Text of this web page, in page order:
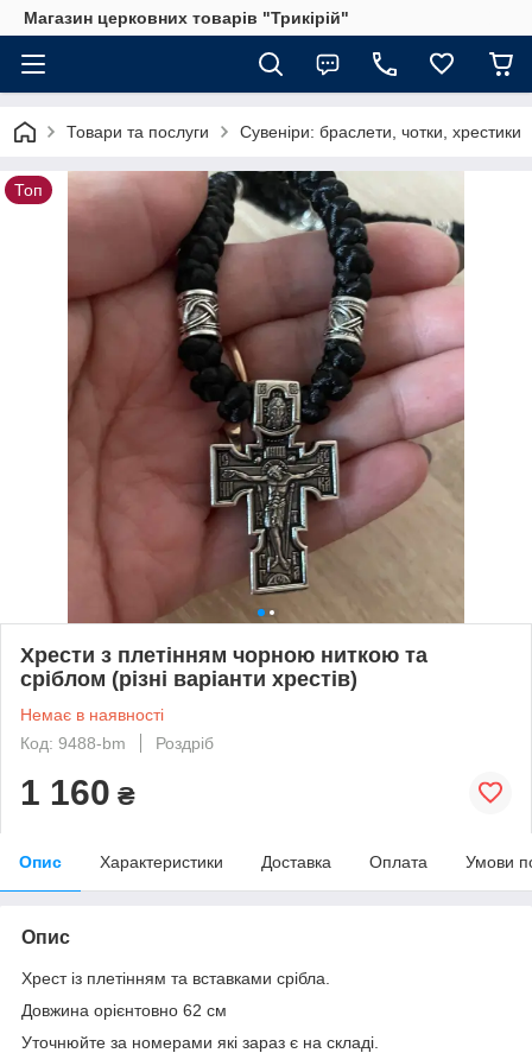
Магазин церковних товарів "Трикірій"
Товари та послуги Сувеніри: браслети, чотки, хрестики
Топ
Хрести з плетінням чорною ниткою та
сріблом (різні варіанти хрестів)
Немає в наявності
Код: 9488-bm
Роздріб
1 160 ₴
Опис Характеристики Доставка Оплата Умови
Опис
Хрест із плетінням та вставками срібла.
Довжина орієнтовно 62 см
Уточнюйте за номерами які зараз є на складі.